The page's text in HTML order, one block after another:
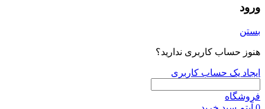
ورود
بستن
هنوز حساب کاربری ندارید؟
ایجاد یک حساب کاربری
فروشگاه